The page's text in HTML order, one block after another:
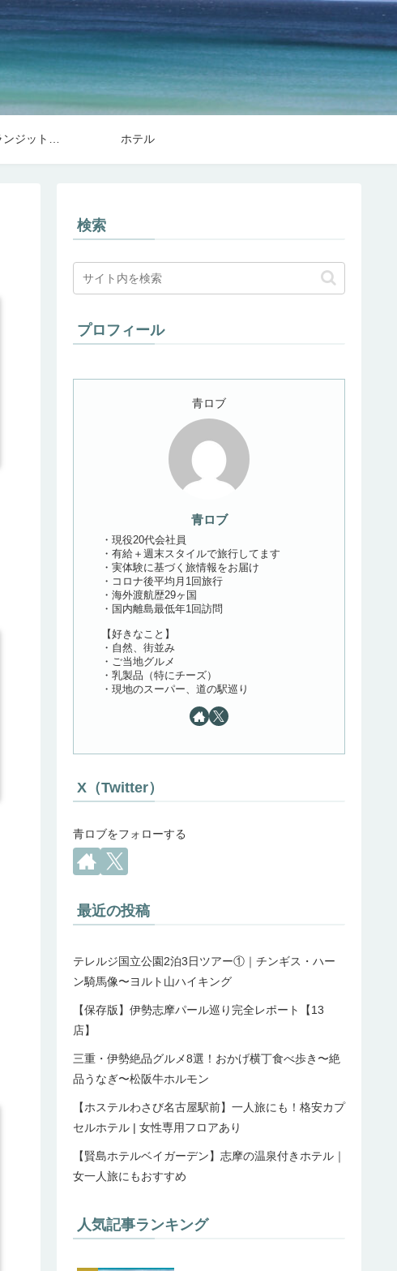
フライト・トランジット関連 ホテル
検索
プロフィール
青ロブ
青ロブ
・現役20代会社員
・有給＋週末スタイルで旅行してます
・実体験に基づく旅情報をお届け
・コロナ後平均月1回旅行
・海外渡航歴29ヶ国
・国内離島最低年1回訪問
【好きなこと】
・自然、街並み
・ご当地グルメ
・乳製品（特にチーズ）
・現地のスーパー、道の駅巡り
X（Twitter）
青ロブをフォローする
最近の投稿
テレルジ国立公園2泊3日ツアー①｜チンギス・ハー
ン騎馬像〜ヨルト山ハイキング
【保存版】伊勢志摩パール巡り完全レポート【13
店】
三重・伊勢絶品グルメ8選！おかげ横丁食べ歩き〜絶
品うなぎ〜松阪牛ホルモン
【ホステルわさび名古屋駅前】一人旅にも！格安カプ
セルホテル | 女性専用フロアあり
【賢島ホテルベイガーデン】志摩の温泉付きホテル｜
女一人旅にもおすすめ
人気記事ランキング